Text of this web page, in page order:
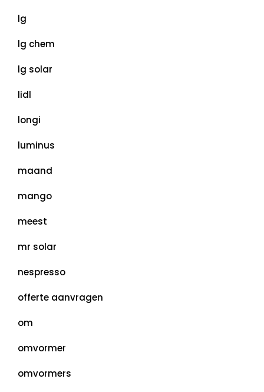
lg
lg chem
lg solar
lidl
longi
luminus
maand
mango
meest
mr solar
nespresso
offerte aanvragen
om
omvormer
omvormers